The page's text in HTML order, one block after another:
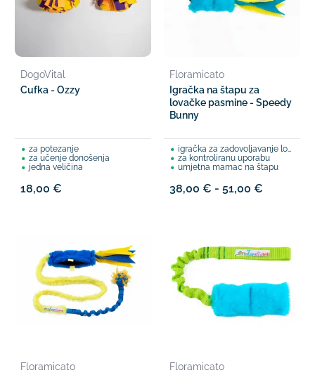
DogoVital
Cufka - Ozzy
za potezanje
za učenje donošenja
jedna veličina
18,00 €
Floramicato
Igračka na štapu za
lovačke pasmine - Speedy
Bunny
igračka za zadovoljavanje lovnog nagona
za kontroliranu uporabu
umjetna mamac na štapu
38,00 € - 51,00 €
Floramicato
Floramicato